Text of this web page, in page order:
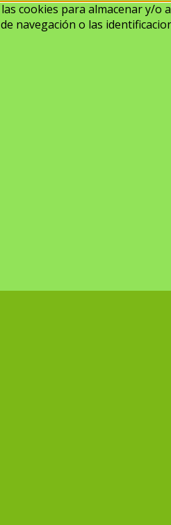
cookies para almacenar y/
navegación o las